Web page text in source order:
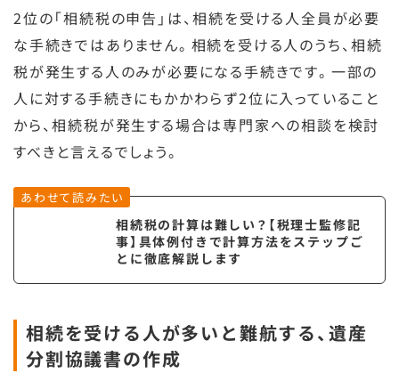
2位の「相続税の申告」は、相続を受ける人全員が必要
な手続きではありません。相続を受ける人のうち、相続
税が発生する人のみが必要になる手続きです。一部の
人に対する手続きにもかかわらず2位に入っていること
から、相続税が発生する場合は専門家への相談を検討
すべきと言えるでしょう。
あわせて読みたい
相続税の計算は難しい？【税理士監修記
事】具体例付きで計算方法をステップご
とに徹底解説します
相続を受ける人が多いと難航する、遺産
分割協議書の作成